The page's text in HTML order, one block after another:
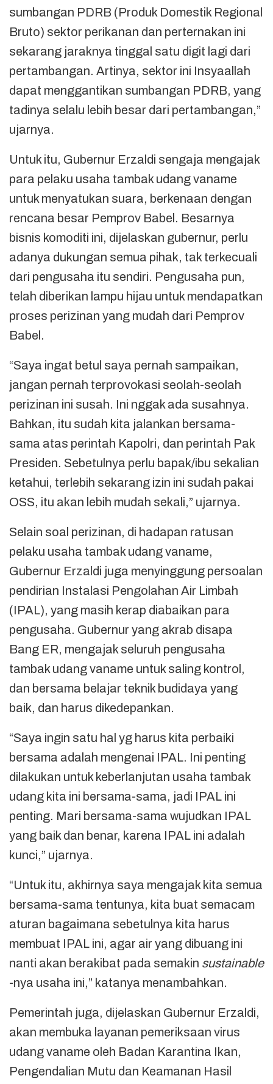
sumbangan PDRB (Produk Domestik Regional
Bruto) sektor perikanan dan perternakan ini
sekarang jaraknya tinggal satu digit lagi dari
pertambangan. Artinya, sektor ini Insyaallah
dapat menggantikan sumbangan PDRB, yang
tadinya selalu lebih besar dari pertambangan,”
ujarnya.
Untuk itu, Gubernur Erzaldi sengaja mengajak
para pelaku usaha tambak udang vaname
untuk menyatukan suara, berkenaan dengan
rencana besar Pemprov Babel. Besarnya
bisnis komoditi ini, dijelaskan gubernur, perlu
adanya dukungan semua pihak, tak terkecuali
dari pengusaha itu sendiri. Pengusaha pun,
telah diberikan lampu hijau untuk mendapatkan
proses perizinan yang mudah dari Pemprov
Babel.
“Saya ingat betul saya pernah sampaikan,
jangan pernah terprovokasi seolah-seolah
perizinan ini susah. Ini nggak ada susahnya.
Bahkan, itu sudah kita jalankan bersama-
sama atas perintah Kapolri, dan perintah Pak
Presiden. Sebetulnya perlu bapak/ibu sekalian
ketahui, terlebih sekarang izin ini sudah pakai
OSS, itu akan lebih mudah sekali,” ujarnya.
Selain soal perizinan, di hadapan ratusan
pelaku usaha tambak udang vaname,
Gubernur Erzaldi juga menyinggung persoalan
pendirian Instalasi Pengolahan Air Limbah
(IPAL), yang masih kerap diabaikan para
pengusaha. Gubernur yang akrab disapa
Bang ER, mengajak seluruh pengusaha
tambak udang vaname untuk saling kontrol,
dan bersama belajar teknik budidaya yang
baik, dan harus dikedepankan.
“Saya ingin satu hal yg harus kita perbaiki
bersama adalah mengenai IPAL. Ini penting
dilakukan untuk keberlanjutan usaha tambak
udang kita ini bersama-sama, jadi IPAL ini
penting. Mari bersama-sama wujudkan IPAL
yang baik dan benar, karena IPAL ini adalah
kunci,” ujarnya.
“Untuk itu, akhirnya saya mengajak kita semua
bersama-sama tentunya, kita buat semacam
aturan bagaimana sebetulnya kita harus
membuat IPAL ini, agar air yang dibuang ini
nanti akan berakibat pada semakin sustainable
-nya usaha ini,” katanya menambahkan.
Pemerintah juga, dijelaskan Gubernur Erzaldi,
akan membuka layanan pemeriksaan virus
udang vaname oleh Badan Karantina Ikan,
Pengendalian Mutu dan Keamanan Hasil